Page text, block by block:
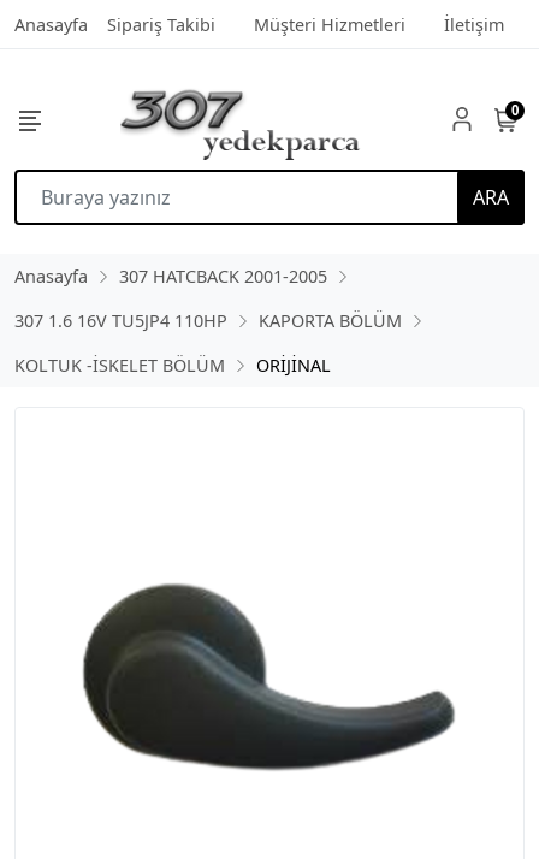
Anasayfa Sipariş Takibi Müşteri Hizmetleri İletişim
ARA
0
Anasayfa
307 HATCBACK 2001-2005
307 1.6 16V TU5JP4 110HP
KAPORTA BÖLÜM
KOLTUK -İSKELET BÖLÜM
ORİJİNAL